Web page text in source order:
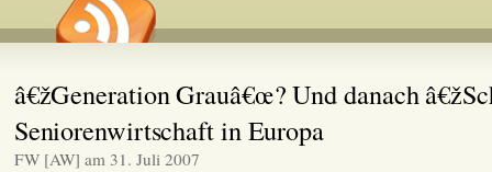
â€žGeneration Grauâ€œ? Und danach
Seniorenwirtschaft in Europa
FW [AW] am 31. Juli 2007